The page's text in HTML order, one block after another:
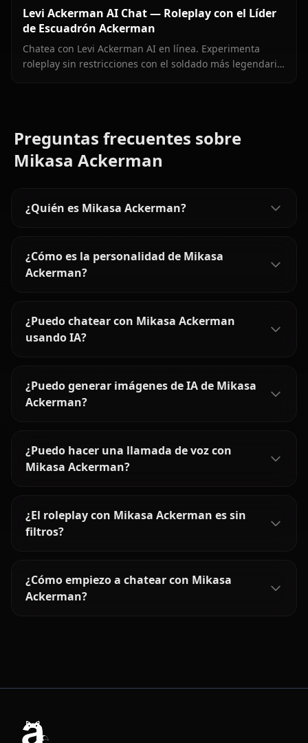
Levi Ackerman AI Chat — Roleplay con el Líder
de Escuadrón Ackerman
Chatea con Levi Ackerman AI en línea. Experimenta
roleplay sin restricciones con el soldado más legendario
Preguntas frecuentes sobre
Mikasa Ackerman
¿Quién es Mikasa Ackerman?
¿Cómo es la personalidad de Mikasa
Ackerman?
¿Puedo chatear con Mikasa Ackerman
usando IA?
¿Puedo generar imágenes de IA de Mikasa
Ackerman?
¿Puedo hacer una llamada de voz con
Mikasa Ackerman?
¿El roleplay con Mikasa Ackerman es sin
filtros?
¿Cómo empiezo a chatear con Mikasa
Ackerman?